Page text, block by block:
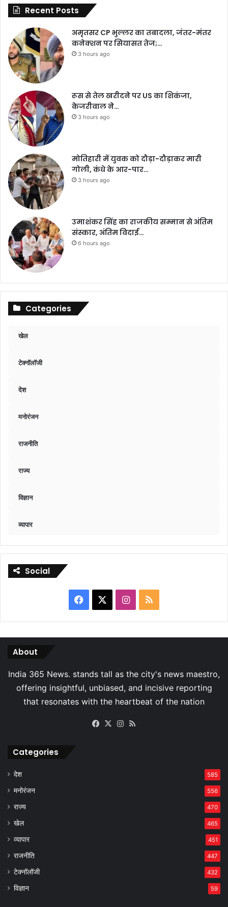
Recent Posts
अमृतसर CP भुल्लर का तबादला, जंतर-मंतर
कनेक्शन पर सियासत तेज;…
3 hours ago
रूस से तेल खरीदने पर US का शिकंजा,
केजरीवाल ने…
3 hours ago
मोतिहारी में युवक को दौड़ा-दौड़ाकर मारी
गोली, कंधे के आर-पार…
3 hours ago
उमाशंकर सिंह का राजकीय सम्मान से अंतिम
संस्कार, अंतिम विदाई…
6 hours ago
Categories
खेल
टेक्नॉलॉजी
देश
मनोरंजन
राजनीति
राज्य
विज्ञान
व्यापार
Social
Facebook Instagram
RSS
About
Facebook
X Instagram
Categories
देश 585
मनोरंजन 556
राज्य 470
खेल 465
व्यापार 451
राजनीति 447
टेक्नॉलॉजी 432
विज्ञान 59